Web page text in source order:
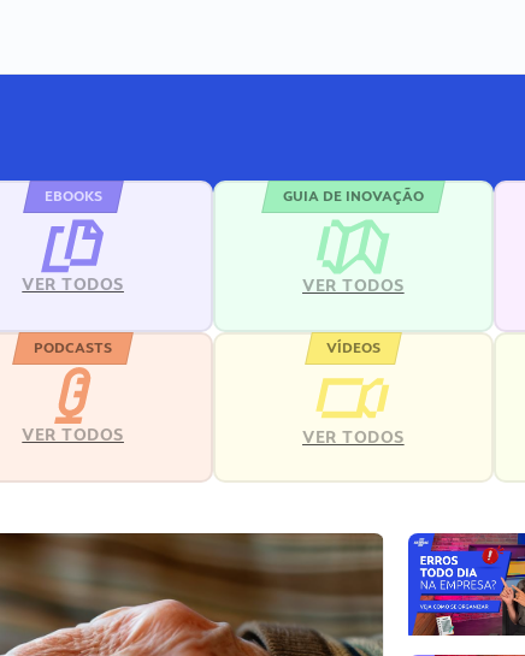
EBOOKS
VER TODOS
GUIA DE INOVAÇÃO
VER TODOS
PODCASTS
VER TODOS
VÍDEOS
VER TODOS